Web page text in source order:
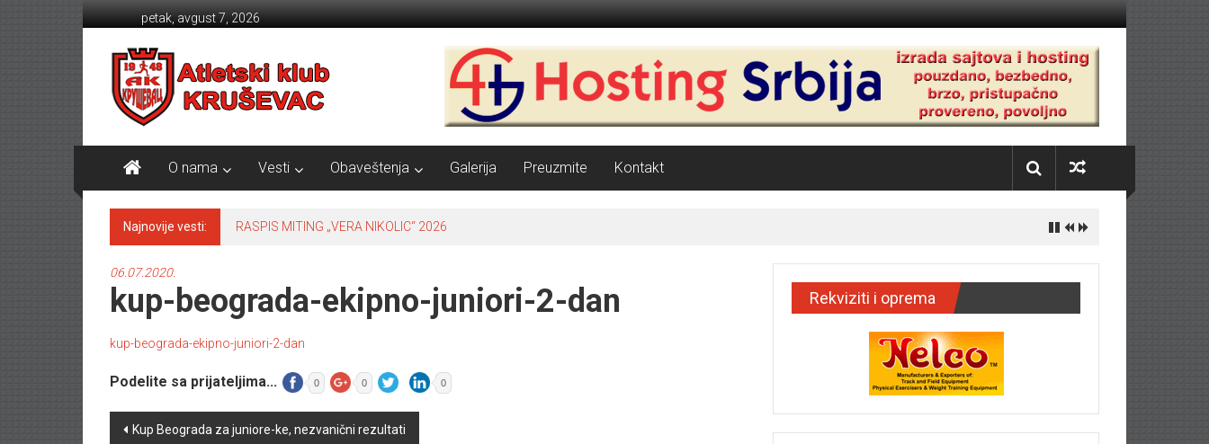
petak, avgust 7, 2026
Atletski klub KRUŠEVAC
O nama Vesti Obaveštenja Galerija Preuzmite Kontakt
Najnovije vesti: RASPIS MITING „VERA NIKOLIC“ 2026
06.07.2020.
kup-beograda-ekipno-juniori-2-dan
kup-beograda-ekipno-juniori-2-dan
Podelite sa prijateljima... 0 0 0
Post navigation
Kup Beograda za juniore-ke, nezvanični rezultati
Rekviziti i oprema